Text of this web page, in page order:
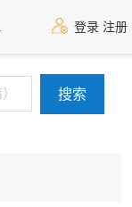
其他个人工作总结
登录 注册